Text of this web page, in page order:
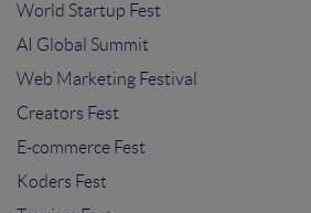
World Startup Fest
AI Global Summit
Web Marketing Festival
Creators Fest
E-commerce Fest
Koders Fest